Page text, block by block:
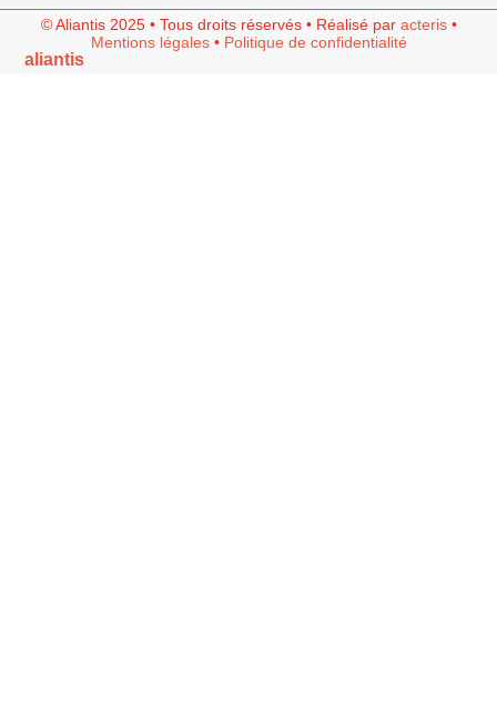
© Aliantis 2025 • Tous droits réservés • Réalisé par acteris•
Mentions légales• Politique de confidentialité
aliantis